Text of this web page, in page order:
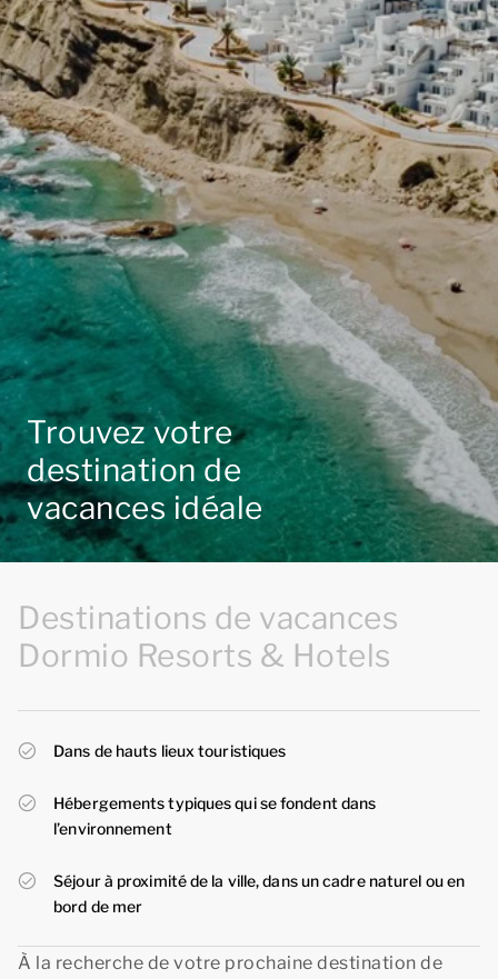
Trouvez votre
destination de
vacances idéale
Destinations de vacances
Dormio Resorts & Hotels
Dans de hauts lieux touristiques
Hébergements typiques qui se fondent dans
l’environnement
Séjour à proximité de la ville, dans un cadre naturel ou en
bord de mer
À la recherche de votre prochaine destination de